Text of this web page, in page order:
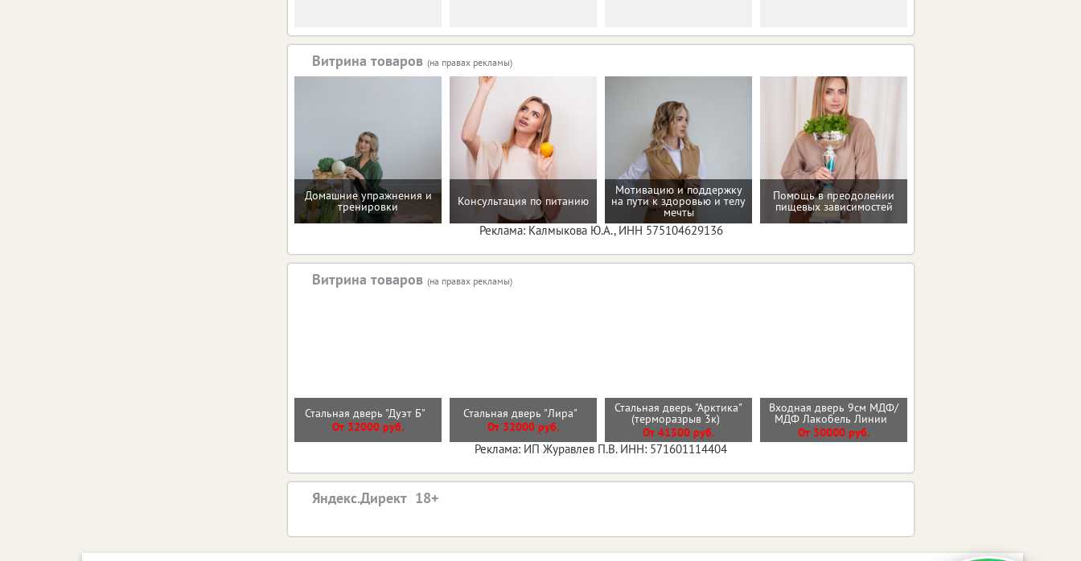
Витрина товаров (на правах рекламы)
Домашние упражнения и
тренировки Консультация по питанию
Мотивацию и поддержку
на пути к здоровью и телу
мечты
Помощь в преодолении
пищевых зависимостей
Реклама: Калмыкова Ю.А., ИНН 575104629136
Витрина товаров (на правах рекламы)
Стальная дверь "Дуэт Б"
От 32000 руб.
Стальная дверь "Лира"
От 32000 руб.
Стальная дверь "Арктика"
(терморазрыв 3к)
От 41500 руб.
Входная дверь 9см МДФ/
МДФ Лакобель Линии
От 30000 руб.
Реклама: ИП Журавлев П.В. ИНН: 571601114404
Яндекс.Директ